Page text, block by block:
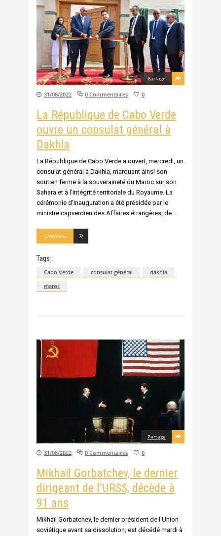
Partage
31/08/2022 0 Commentaires 0
La République de Cabo Verde
ouvre un consulat général à
Dakhla
La République de Cabo Verde a ouvert, mercredi, un
consulat général à Dakhla, marquant ainsi son
soutien ferme à la souveraineté du Maroc sur son
Sahara et à l'intégrité territoriale du Royaume. La
cérémonie d'inauguration a été présidée par le
ministre capverdien des Affaires étrangères, de
Lire plus...
Tags :
Cabo Verde consulat général
dakhla
maroc
Partage
31/08/2022 0 Commentaires 0
Mikhaïl Gorbatchev, le dernier
dirigeant de l’URSS, décède à
91 ans
Mikhaïl Gorbatchev, le dernier président de l'Union
soviétique avant sa dissolution, est décédé mardi à